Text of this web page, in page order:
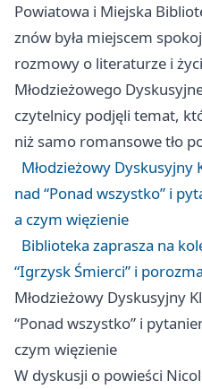
Powiatowa i Miejska
znów była miejscem
rozmowy o literaturze i
Młodzieżowego
czytelnicy podjęli temat,
niż samo romansowe tło
Młodzieżowy Dyskusyjny
nad “Ponad wszystko” i
a czym więzienie
Biblioteka zaprasza na
“Igrzysk Śmierci” i
Młodzieżowy Dyskusyjny
“Ponad wszystko” i
czym więzienie
W dyskusji o powieści